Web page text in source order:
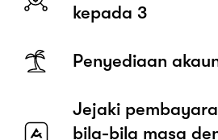
kepada 3
Penyediaan
Jejaki
bila-bila masa